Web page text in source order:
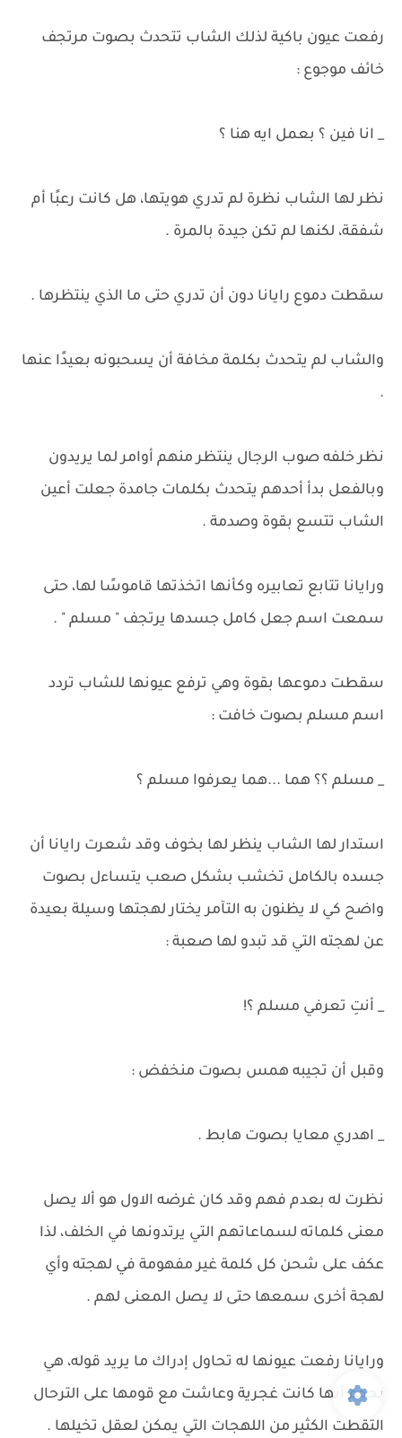
رفعت عيون باكية لذلك الشاب تتحدث بصوت مرتجف
خائف موجوع :
_ انا فين ؟ بعمل ايه هنا ؟
نظر لها الشاب نظرة لم تدري هويتها، هل كانت رعبًا أم
شفقة، لكنها لم تكن جيدة بالمرة .
سقطت دموع رايانا دون أن تدري حتى ما الذي ينتظرها .
والشاب لم يتحدث بكلمة مخافة أن يسحبونه بعيدًا عنها
.
نظر خلفه صوب الرجال ينتظر منهم أوامر لما يريدون
وبالفعل بدأ أحدهم يتحدث بكلمات جامدة جعلت أعين
الشاب تتسع بقوة وصدمة .
ورايانا تتابع تعابيره وكأنها اتخذتها قاموسًا لها، حتى
سمعت اسم جعل كامل جسدها يرتجف " مسلم " .
سقطت دموعها بقوة وهي ترفع عيونها للشاب تردد
اسم مسلم بصوت خافت :
_ مسلم ؟؟ هما ...هما يعرفوا مسلم ؟
استدار لها الشاب ينظر لها بخوف وقد شعرت رايانا أن
جسده بالكامل تخشب بشكل صعب يتساءل بصوت
واضح كي لا يظنون به التآمر يختار لهجتها وسيلة بعيدة
عن لهجته التي قد تبدو لها صعبة :
_ أنتِ تعرفي مسلم ؟!
وقبل أن تجيبه همس بصوت منخفض :
_ اهدري معايا بصوت هابط .
نظرت له بعدم فهم وقد كان غرضه الاول هو ألا يصل
معنى كلماته لسماعاتهم التي يرتدونها في الخلف، لذا
عكف على شحن كل كلمة غير مفهومة في لهجته وأي
لهجة أخرى سمعها حتى لا يصل المعنى لهم .
ورايانا رفعت عيونها له تحاول إدراك ما يريد قوله، هي
بحكم أنها كانت غجرية وعاشت مع قومها على الترحال
التقطت الكثير من اللهجات التي يمكن لعقل تخيلها .